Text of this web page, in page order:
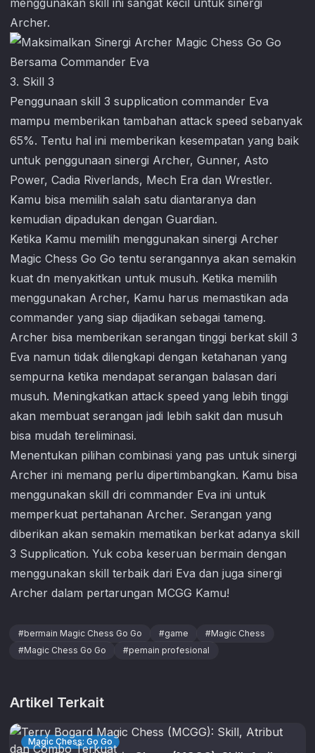
menggunakan skill ini sangat kecil untuk sinergi
Archer.
3. Skill 3
Penggunaan skill 3 supplication commander Eva
mampu memberikan tambahan attack speed sebanyak
65%. Tentu hal ini memberikan kesempatan yang baik
untuk penggunaan sinergi Archer, Gunner, Asto
Power, Cadia Riverlands, Mech Era dan Wrestler.
Kamu bisa memilih salah satu diantaranya dan
kemudian dipadukan dengan Guardian.
Ketika Kamu memilih menggunakan sinergi Archer
Magic Chess Go Go tentu serangannya akan semakin
kuat dn menyakitkan untuk musuh. Ketika memilih
menggunakan Archer, Kamu harus memastikan ada
commander yang siap dijadikan sebagai tameng.
Archer bisa memberikan serangan tinggi berkat skill 3
Eva namun tidak dilengkapi dengan ketahanan yang
sempurna ketika mendapat serangan balasan dari
musuh. Meningkatkan attack speed yang lebih tinggi
akan membuat serangan jadi lebih sakit dan musuh
bisa mudah tereliminasi.
Menentukan pilihan combinasi yang pas untuk sinergi
Archer ini memang perlu dipertimbangkan. Kamu bisa
menggunakan skill dri commander Eva ini untuk
memperkuat pertahanan Archer. Serangan yang
diberikan akan semakin mematikan berkat adanya skill
3 Supplication. Yuk coba keseruan bermain dengan
menggunakan skill terbaik dari Eva dan juga sinergi
Archer dalam pertarungan MCGG Kamu!
#bermain Magic Chess Go Go #game #Magic Chess
#Magic Chess Go Go #pemain profesional
Artikel Terkait
Magic Chess: Go Go